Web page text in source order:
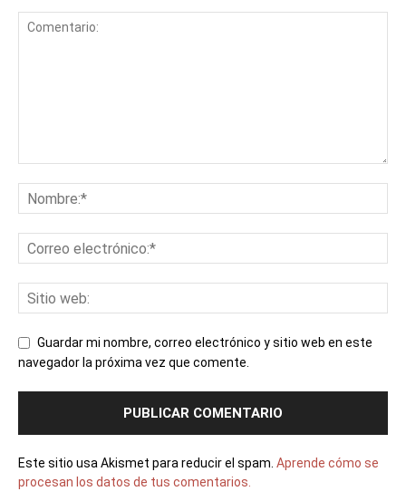
Guardar mi nombre, correo electrónico y sitio web en este
navegador la próxima vez que comente.
Este sitio usa Akismet para reducir el spam. Aprende cómo se
procesan los datos de tus comentarios.